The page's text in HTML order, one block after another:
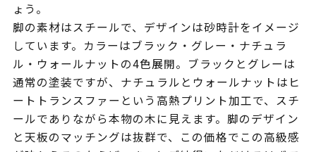
ょう。
脚の素材はスチールで、デザインは砂時計をイメージ
しています。カラーはブラック・グレー・ナチュラ
ル・ウォールナットの4色展開。ブラックとグレーは
通常の塗装ですが、ナチュラルとウォールナットはヒ
ートトランスファーという高熱プリント加工で、スチ
ールでありながら本物の木に見えます。脚のデザイン
と天板のマッチングは抜群で、この価格でこの高級感